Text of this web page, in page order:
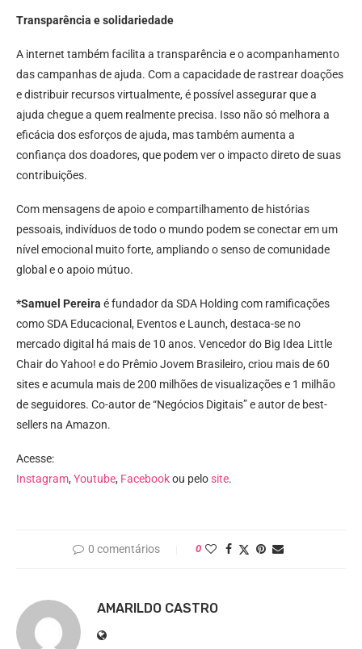
Transparência e solidariedade
A internet também facilita a transparência e o acompanhamento
das campanhas de ajuda. Com a capacidade de rastrear doações
e distribuir recursos virtualmente, é possível assegurar que a
ajuda chegue a quem realmente precisa. Isso não só melhora a
eficácia dos esforços de ajuda, mas também aumenta a
confiança dos doadores, que podem ver o impacto direto de suas
contribuições.
Com mensagens de apoio e compartilhamento de histórias
pessoais, indivíduos de todo o mundo podem se conectar em um
nível emocional muito forte, ampliando o senso de comunidade
global e o apoio mútuo.
*Samuel Pereira é fundador da SDA Holding com ramificações
como SDA Educacional, Eventos e Launch, destaca-se no
mercado digital há mais de 10 anos. Vencedor do Big Idea Little
Chair do Yahoo! e do Prêmio Jovem Brasileiro, criou mais de 60
sites e acumula mais de 200 milhões de visualizações e 1 milhão
de seguidores. Co-autor de “Negócios Digitais” e autor de best-
sellers na Amazon.
Acesse:
Instagram, Youtube, Facebookou pelosite.
0 comentários 0
AMARILDO CASTRO